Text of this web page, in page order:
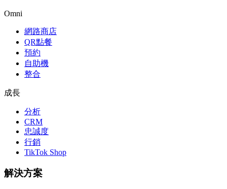
Omni
網路商店
QR點餐
預約
自助機
整合
成長
分析
CRM
忠誠度
行銷
TikTok Shop
解決方案